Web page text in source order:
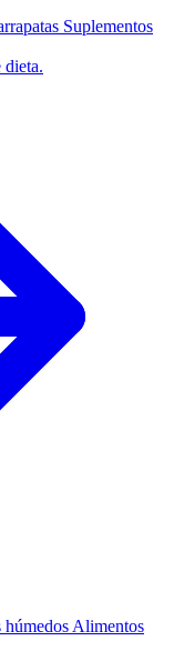
Suplementos
Alimentos